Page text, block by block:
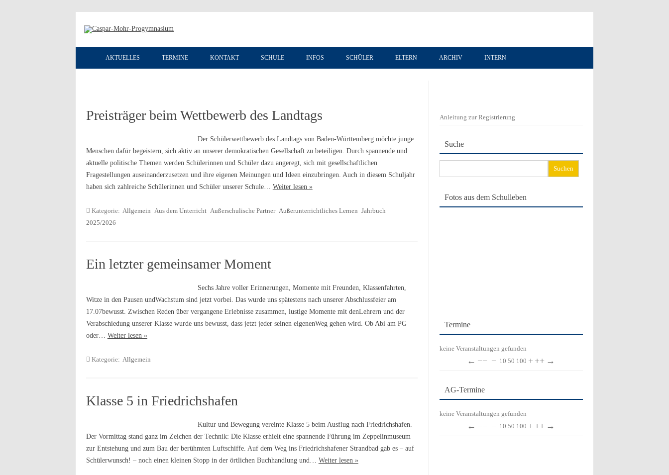
AKTUELLES TERMINE KONTAKT SCHULE INFOS SCHÜLER ELTERN ARCHIV INTERN
Preisträger beim Wettbewerb des Landtags
Der Schülerwettbewerb des Landtags von Baden-Württemberg möchte junge
Menschen dafür begeistern, sich aktiv an unserer demokratischen Gesellschaft zu beteiligen. Durch spannende und
aktuelle politische Themen werden Schülerinnen und Schüler dazu angeregt, sich mit gesellschaftlichen
Fragestellungen auseinanderzusetzen und ihre eigenen Meinungen und Ideen einzubringen. Auch in diesem Schuljahr
haben sich zahlreiche Schülerinnen und Schüler unserer Schule… Weiter lesen »
Kategorie: Allgemein Aus dem Unterricht Außerschulische Partner Außerunterrichtliches Lernen Jahrbuch
2025/2026
Ein letzter gemeinsamer Moment
Sechs Jahre voller Erinnerungen, Momente mit Freunden, Klassenfahrten,
Witze in den Pausen undWachstum sind jetzt vorbei. Das wurde uns spätestens nach unserer Abschlussfeier am
17.07bewusst. Zwischen Reden über vergangene Erlebnisse zusammen, lustige Momente mit denLehrern und der
Verabschiedung unserer Klasse wurde uns bewusst, dass jetzt jeder seinen eigenenWeg gehen wird. Ob Abi am PG
oder… Weiter lesen »
Kategorie: Allgemein
Klasse 5 in Friedrichshafen
Kultur und Bewegung vereinte Klasse 5 beim Ausflug nach Friedrichshafen.
Der Vormittag stand ganz im Zeichen der Technik: Die Klasse erhielt eine spannende Führung im Zeppelinmuseum
zur Entstehung und zum Bau der berühmten Luftschiffe. Auf dem Weg ins Friedrichshafener Strandbad gab es – auf
Schülerwunsch! – noch einen kleinen Stopp in der örtlichen Buchhandlung und… Weiter lesen »
Anleitung zur Registrierung
Suche
nach:
Fotos aus dem Schulleben
Termine
keine Veranstaltungen gefunden
← −− − 10 50 100 + ++ →
AG-Termine
keine Veranstaltungen gefunden
← −− − 10 50 100 + ++ →